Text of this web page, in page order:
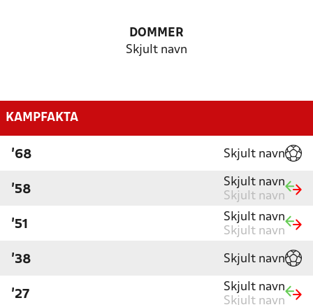
DOMMER
Skjult navn
KAMPFAKTA
'68 Skjult navn
'58
Skjult navn
Skjult navn
'51
Skjult navn
Skjult navn
'38 Skjult navn
'27
Skjult navn
Skjult navn